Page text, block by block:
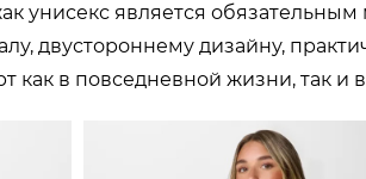
унисекс является
двустороннему дизайну,
как в повседневной жизни, так и